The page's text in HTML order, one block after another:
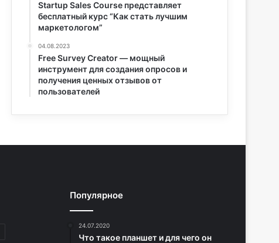
Startup Sales Course представляет
бесплатный курс “Как стать лучшим
маркетологом”
04.08.2023
Free Survey Creator — мощный
инструмент для создания опросов и
получения ценных отзывов от
пользователей
Популярное
24.07.2020
Что такое планшет и для чего он